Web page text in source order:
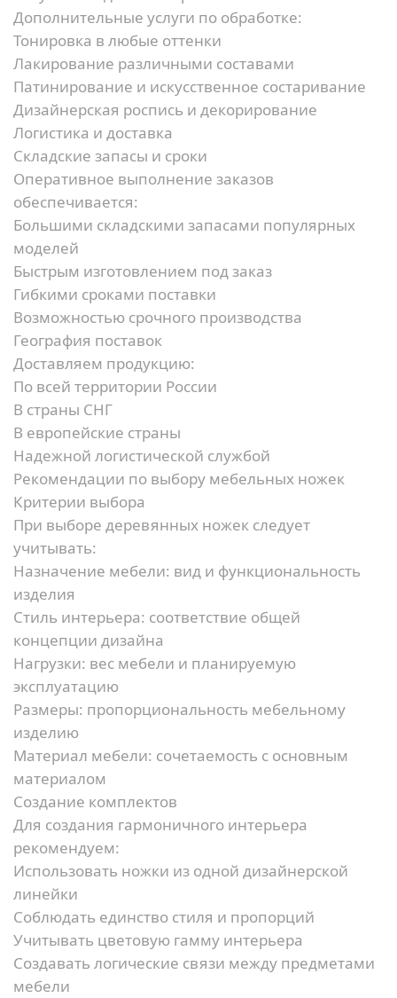
Дополнительные услуги по обработке:
Тонировка в любые оттенки
Лакирование различными составами
Патинирование и искусственное состаривание
Дизайнерская роспись и декорирование
Логистика и доставка
Складские запасы и сроки
Оперативное выполнение заказов
обеспечивается:
Большими складскими запасами популярных
моделей
Быстрым изготовлением под заказ
Гибкими сроками поставки
Возможностью срочного производства
География поставок
Доставляем продукцию:
По всей территории России
В страны СНГ
В европейские страны
Надежной логистической службой
Рекомендации по выбору мебельных ножек
Критерии выбора
При выборе деревянных ножек следует
учитывать:
Назначение мебели: вид и функциональность
изделия
Стиль интерьера: соответствие общей
концепции дизайна
Нагрузки: вес мебели и планируемую
эксплуатацию
Размеры: пропорциональность мебельному
изделию
Материал мебели: сочетаемость с основным
материалом
Создание комплектов
Для создания гармоничного интерьера
рекомендуем:
Использовать ножки из одной дизайнерской
линейки
Соблюдать единство стиля и пропорций
Учитывать цветовую гамму интерьера
Создавать логические связи между предметами
мебели